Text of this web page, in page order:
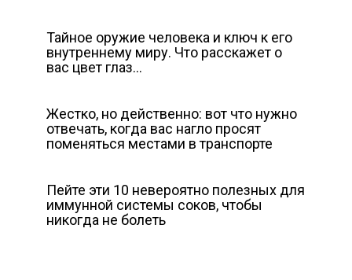
Тайное оружие человека и ключ к его
внутреннему миру. Что расскажет о
вас цвет глаз…
Жестко, но действенно: вот что нужно
отвечать, когда вас нагло просят
поменяться местами в транспорте
Пейте эти 10 невероятно полезных для
иммунной системы соков, чтобы
никогда не болеть